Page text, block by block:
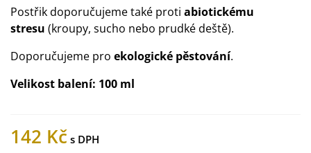
Postřik doporučujeme také proti abiotickému
stresu (kroupy, sucho nebo prudké deště).
Doporučujeme pro ekologické pěstování.
Velikost balení: 100 ml
142 Kč